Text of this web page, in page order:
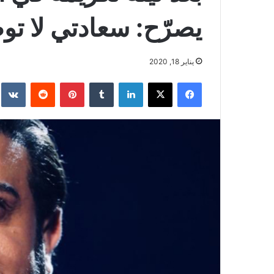
يصرّح: سعادتي لا
يناير 18, 2020
فيسبوك ‫X لينكدإن بينتيريست